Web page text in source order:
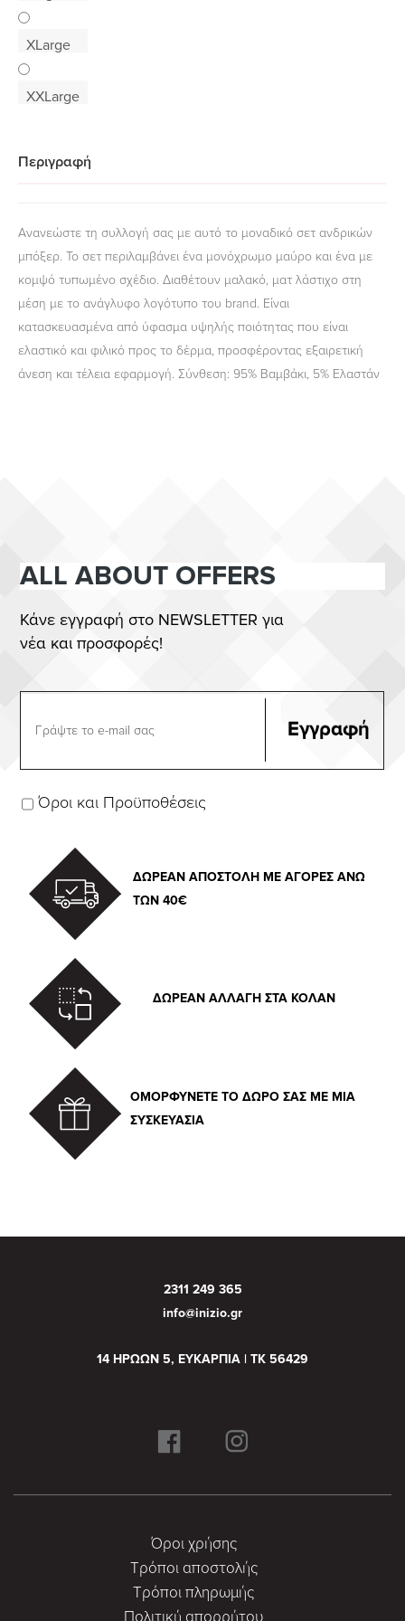
XLarge
XXLarge
Περιγραφή
Ανανεώστε τη συλλογή σας με αυτό το μοναδικό σετ ανδρικών
μπόξερ. Το σετ περιλαμβάνει ένα μονόχρωμο μαύρο και ένα με
κομψό τυπωμένο σχέδιο. Διαθέτουν μαλακό, ματ λάστιχο στη
μέση με το ανάγλυφο λογότυπο του brand. Είναι
κατασκευασμένα από ύφασμα υψηλής ποιότητας που είναι
ελαστικό και φιλικό προς το δέρμα, προσφέροντας εξαιρετική
άνεση και τέλεια εφαρμογή. Σύνθεση: 95% Βαμβάκι, 5% Ελαστάν
ALL ABOUT OFFERS
Κάνε εγγραφή στο NEWSLETTER για
νέα και προσφορές!
Όροι και Προϋποθέσεις
ΔΩΡΕΑΝ ΑΠΟΣΤΟΛΗ ΜΕ ΑΓΟΡΕΣ ΑΝΩ
ΤΩΝ 40€
ΔΩΡΕΑΝ ΑΛΛΑΓΗ ΣΤΑ ΚΟΛΑΝ
ΟΜΟΡΦΥΝΕΤΕ ΤΟ ΔΩΡΟ ΣΑΣ ΜΕ ΜΙΑ
ΣΥΣΚΕΥΑΣΙΑ
2311 249 365
info@inizio.gr
14 ΗΡΩΩΝ 5, ΕΥΚΑΡΠΙΑ | ΤΚ 56429
Όροι χρήσης
Τρόποι αποστολής
Τρόποι πληρωμής
Πολιτική απορρήτου